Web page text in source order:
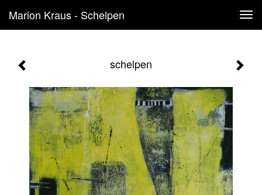
Marion Kraus - Schelpen
schelpen